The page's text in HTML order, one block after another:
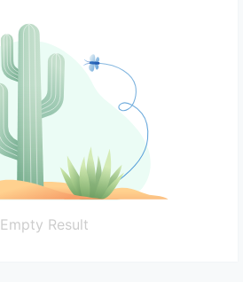
Empty Result